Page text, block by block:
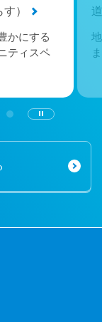
）
かにする
ティスペ